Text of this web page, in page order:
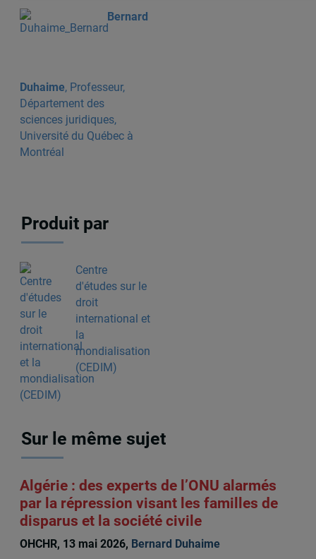
Bernard
Duhaime, Professeur,
Département des
sciences juridiques,
Université du Québec à
Montréal
Produit par
Centre
d'études sur le
droit
international et
la
mondialisation
(CEDIM)
Sur le même sujet
Algérie : des experts de l’ONU alarmés
par la répression visant les familles de
disparus et la société civile
OHCHR, 13 mai 2026, Bernard Duhaime